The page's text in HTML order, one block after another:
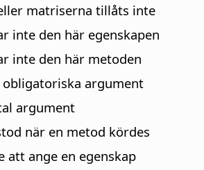
matriserna tillåts inte
inte den här egenskapen
inte den här metoden
obligatoriska argument
argument
när en metod kördes
att ange en egenskap